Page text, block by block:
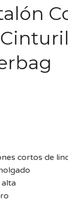
cortos de